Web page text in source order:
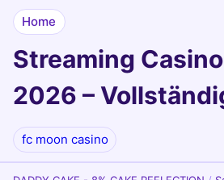
Home
Streaming
2026 –
fc moon casino